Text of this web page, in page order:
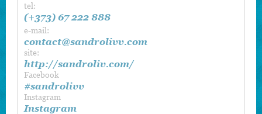
tel:
(+373) 67 222 888
e-mail:
contact@sandrolivv.com
site:
http://sandroliv.com/
Facebook
#sandrolivv
Instagram
Instagram